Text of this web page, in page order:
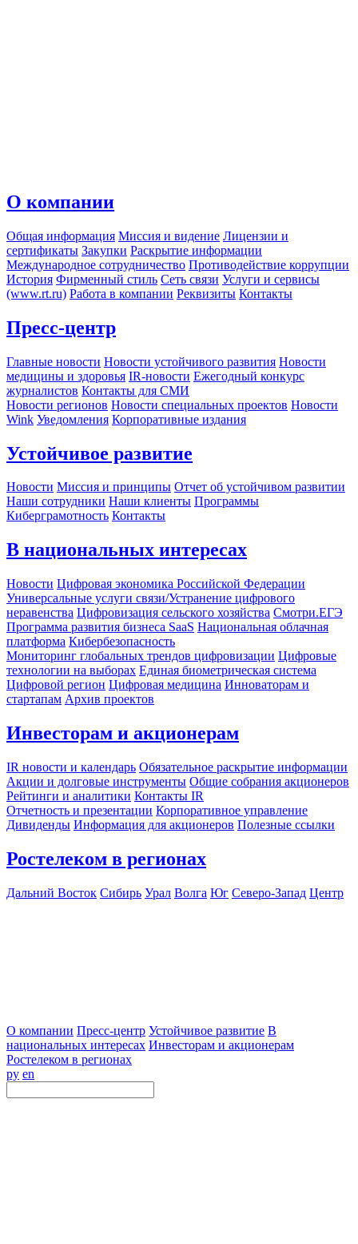
О компании
Общая информация Миссия и видение Лицензии и
сертификаты Закупки Раскрытие информации
Международное сотрудничество Противодействие коррупции
История Фирменный стиль Сеть связи Услуги и сервисы
(www.rt.ru) Работа в компании Реквизиты Контакты
Пресс-центр
Главные новости Новости устойчивого развития Новости
медицины и здоровья IR-новости Ежегодный конкурс
журналистов Контакты для СМИ
Новости регионов Новости специальных проектов Новости
Wink Уведомления Корпоративные издания
Устойчивое развитие
Новости Миссия и принципы Отчет об устойчивом развитии
Наши сотрудники Наши клиенты Программы
Киберграмотность Контакты
В национальных интересах
Новости Цифровая экономика Российской Федерации
Универсальные услуги связи/Устранение цифрового
неравенства Цифровизация сельского хозяйства Смотри.ЕГЭ
Программа развития бизнеса SaaS Национальная облачная
платформа Кибербезопасность
Мониторинг глобальных трендов цифровизации Цифровые
технологии на выборах Единая биометрическая система
Цифровой регион Цифровая медицина Инноваторам и
стартапам Архив проектов
Инвесторам и акционерам
IR новости и календарь Обязательное раскрытие информации
Акции и долговые инструменты Общие собрания акционеров
Рейтинги и аналитики Контакты IR
Отчетность и презентации Корпоративное управление
Дивиденды Информация для акционеров Полезные ссылки
Ростелеком в регионах
Дальний Восток Сибирь Урал Волга Юг Северо-Запад Центр
О компании Пресс-центр Устойчивое развитие В
национальных интересах Инвесторам и акционерам
Ростелеком в регионах
ру en